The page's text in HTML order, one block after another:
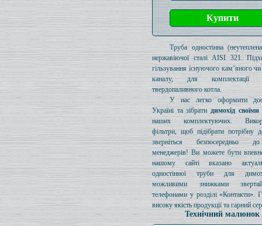
Труба одностінна
нержавіючої сталі AISI 321.
гільзування існуючого кам’яного
каналу, для комплектації
твердопаливного котла.
У нас легко оформити
Україні та зібрати димохід
наших комплектуючих.
фільтри, щоб підібрати потрібну
зверніться безпосередньо
менеджерів! Ви можете бути
нашому сайті вказано
одностінної труби для
можливими знижками
телефонами у розділі «Контакти».
високу якість продукції та гарний
Технічний малюнок